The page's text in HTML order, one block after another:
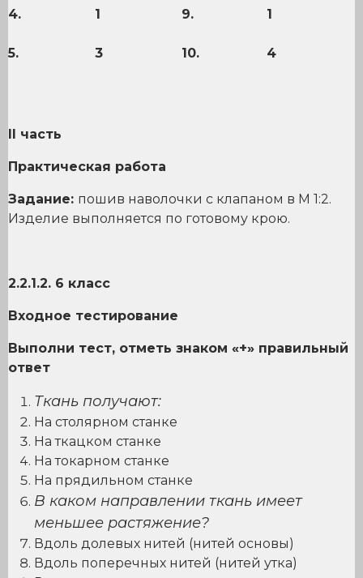
4. 1 9. 1
5. 3 10. 4
часть
Практическая работа
Задание: пошив наволочки с клапаном в М 1:2.
Изделие выполняется по готовому крою.
2.2.1.2. 6 класс
Входное тестирование
Выполни тест, отметь знаком «+» правильный
ответ
Ткань получают:
На столярном станке
На ткацком станке
На токарном станке
На прядильном станке
В каком направлении ткань имеет
меньшее растяжение?
Вдоль долевых нитей (нитей основы)
Вдоль поперечных нитей (нитей утка)